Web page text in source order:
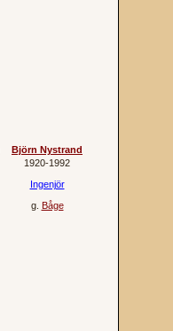
Björn Nystrand
1920‐1992
Ingenjör
g. Båge